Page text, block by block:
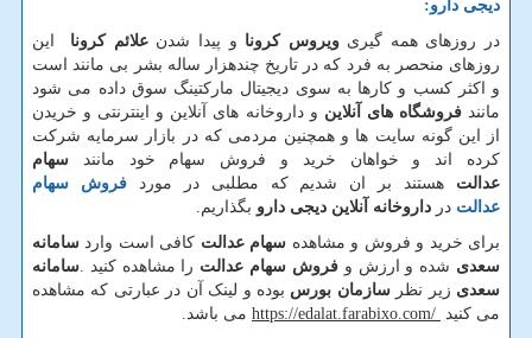
دیجی دارو:
در روزهای همه گیریویروس کرونا و پیدا شدنعلائم کرونا این
روزهای منحصر به فرد که در تاریخ چندهزار ساله بشر بی مانند است
و اکثر کسب و کارها به سوی دیجیتال مارکتینگ سوق داده می شود
مانندفروشگاه های آنلاین و داروخانه های آنلاین و اینترنتی و خریدن
از این گونه سایت ها و همچنین مردمی که در بازار سرمایه شرکت
کرده اند و خواهان خرید و فروش سهام خود مانند سهام
عدالت هستند بر ان شدیم که مطلبی در موردفروش سهام
عدالت در داروخانه آنلاین دیجی دارو بگذاریم.
برای خرید و فروش و مشاهده سهام عدالت کافی است وارد سامانه
سعدی شده و ارزش وفروش سهام عدالت را مشاهده کنید
سامانه
سعدی زیر نظرسازمان بورس بوده و لینک آن در عبارتی که مشاهده
می کنید
https://edalat.farabixo.com/ می باشد.